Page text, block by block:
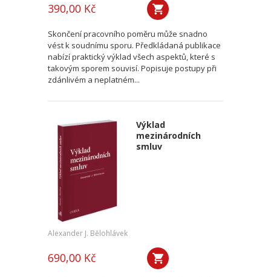
390,00 Kč
Skončení pracovního poměru může snadno
vést k soudnímu sporu. Předkládaná publikace
nabízí praktický výklad všech aspektů, které s
takovým sporem souvisí. Popisuje postupy při
zdánlivém a neplatném...
Výklad
mezinárodních
smluv
Alexander J. Bělohlávek
690,00 Kč